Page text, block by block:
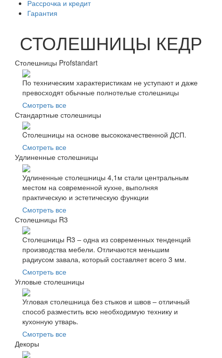
Рассрочка и кредит
Гарантия
СТОЛЕШНИЦЫ КЕДР
Столешницы Profstandart
По техническим характеристикам не уступают и даже
превосходят обычные полнотелые столешницы
Смотреть все
Стандартные столешницы
Cтолешницы на основе высококачественной ДСП.
Смотреть все
Удлиненные столешницы
Удлиненные столешницы 4,1м стали центральным
местом на современной кухне, выполняя
практическую и эстетическую функции
Смотреть все
Столешницы R3
Столешницы R3 – одна из современных тенденций
производства мебели. Отличаются меньшим
радиусом завала, который составляет всего 3 мм.
Смотреть все
Угловые столешницы
Угловая столешница без стыков и швов – отличный
способ разместить всю необходимую технику и
кухонную утварь.
Смотреть все
Декоры